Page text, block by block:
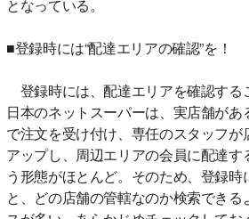
となっている。
■登録時には“配達エリアの確認”を！
登録時には、配達エリアを確認する
日本のネットスーパーは、実店舗があ
で注文を受け付け、専任のスタッフが
アップし、周辺エリアの会員に配達す
う形態がほとんど。そのため、登録
と、どの店舗の管轄なのか検索でき